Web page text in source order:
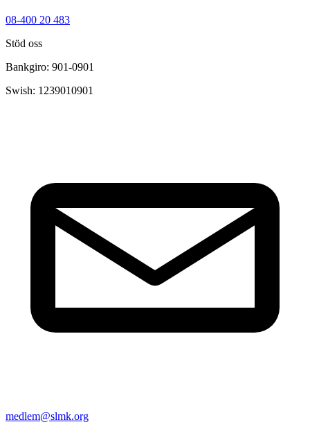
08-400 20 483
Stöd oss
Bankgiro: 901-0901
Swish: 1239010901
medlem@slmk.org